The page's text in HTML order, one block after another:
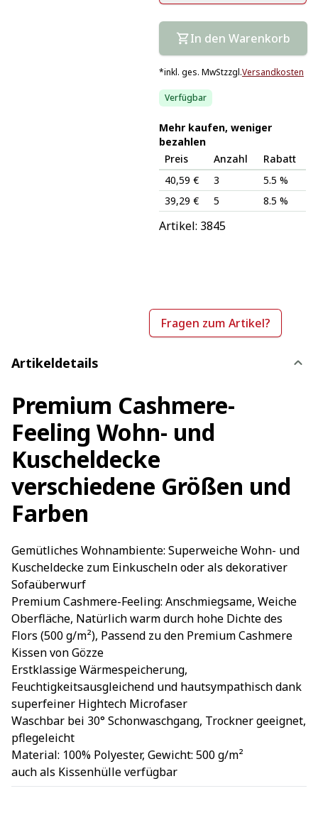
In den Warenkorb
*inkl. ges. MwStzzgl.Versandkosten
Verfügbar
Mehr kaufen, weniger
bezahlen
Preis
Anzahl
Rabatt
40,59 €
3
5.5 %
39,29 €
5 8.5 %
Artikel: 3845
Fragen zum Artikel?
Artikeldetails
Premium Cashmere-
Feeling Wohn- und
Kuscheldecke
verschiedene Größen und
Farben
Gemütliches Wohnambiente: Superweiche Wohn- und
Kuscheldecke zum Einkuscheln oder als dekorativer
Sofaüberwurf
Premium Cashmere-Feeling: Anschmiegsame, Weiche
Oberfläche, Natürlich warm durch hohe Dichte des
Flors (500 g/m²), Passend zu den Premium Cashmere
Kissen von Gözze
Erstklassige Wärmespeicherung,
Feuchtigkeitsausgleichend und hautsympathisch dank
superfeiner Hightech Microfaser
Waschbar bei 30° Schonwaschgang, Trockner geeignet,
pflegeleicht
Material: 100% Polyester, Gewicht: 500 g/m²
auch als Kissenhülle verfügbar